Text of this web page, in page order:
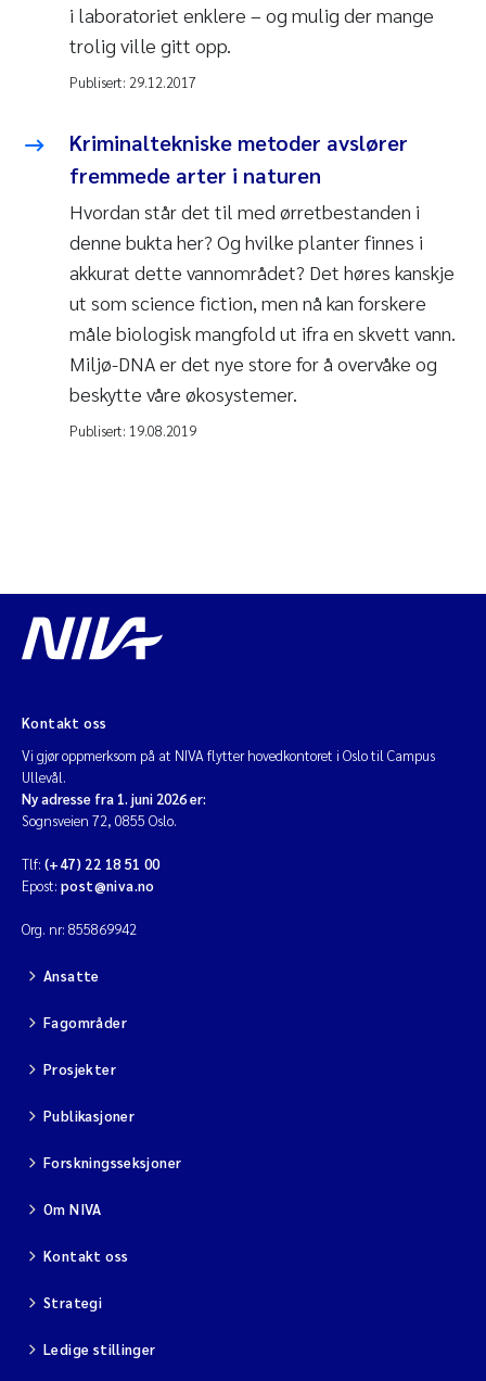
i laboratoriet enklere – og mulig der mange
trolig ville gitt opp.
Publisert: 29.12.2017
Kriminaltekniske metoder avslører
fremmede arter i naturen
Hvordan står det til med ørretbestanden i
denne bukta her? Og hvilke planter finnes i
akkurat dette vannområdet? Det høres kanskje
ut som science fiction, men nå kan forskere
måle biologisk mangfold ut ifra en skvett vann.
Miljø-DNA er det nye store for å overvåke og
beskytte våre økosystemer.
Publisert: 19.08.2019
Kontakt oss
Vi gjør oppmerksom på at NIVA flytter hovedkontoret i Oslo til Campus
Ullevål.
Ny adresse fra 1. juni 2026 er:
Sognsveien 72, 0855 Oslo.
Tlf: (+47) 22 18 51 00
Epost: post@niva.no
Org. nr: 855869942
Ansatte
Fagområder
Prosjekter
Publikasjoner
Forskningsseksjoner
Om NIVA
Kontakt oss
Strategi
Ledige stillinger